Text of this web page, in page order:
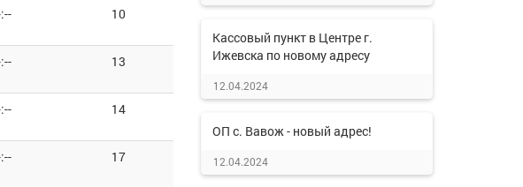
10
13
14
17
Кассовый пункт в Центре г.
Ижевска по новому адресу
12.04.2024
ОП с. Вавож - новый адрес!
12.04.2024